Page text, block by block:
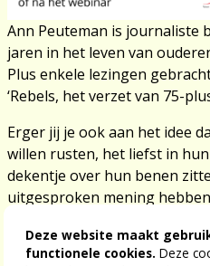
Ann Peuteman is journaliste
jaren in het leven van
Plus enkele lezingen
‘Rebels, het verzet van 75-
Erger jij je ook aan het idee
willen rusten, het liefst in
dekentje over hun benen
uitgesproken mening
waarop hun generatie wordt
Deze website maakt
functionele cookies. Deze